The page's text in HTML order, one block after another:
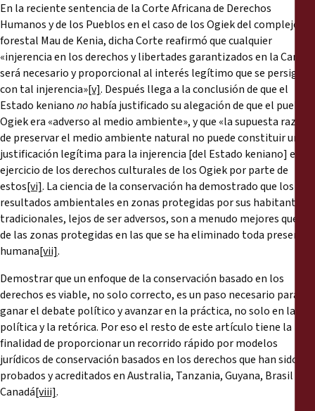
En la reciente sentencia de la Corte Africana de Derechos
Humanos y de los Pueblos en el caso de los Ogiek del complejo
forestal Mau de Kenia, dicha Corte reafirmó que cualquier
«injerencia en los derechos y libertades garantizados en la Carta
será necesario y proporcional al interés legítimo que se persiga
con tal injerencia»[v]. Después llega a la conclusión de que el
Estado kenianonohabía justificado su alegación de que el pueblo
Ogiek era «adverso al medio ambiente», y que «la supuesta razón
de preservar el medio ambiente natural no puede constituir una
justificación legítima para la injerencia [del Estado keniano] en el
ejercicio de los derechos culturales de los Ogiek por parte de
estos[vi]. La ciencia de la conservación ha demostrado que los
resultados ambientales en zonas protegidas por sus habitantes
tradicionales, lejos de ser adversos, son a menudo mejores que los
de las zonas protegidas en las que se ha eliminado toda presencia
humana[vii].
Demostrar que un enfoque de la conservación basado en los
derechos es viable, no solo correcto, es un paso necesario para
ganar el debate político y avanzar en la práctica, no solo en la
política y la retórica. Por eso el resto de este artículo tiene la
finalidad de proporcionar un recorrido rápido por modelos
jurídicos de conservación basados en los derechos que han sido
probados y acreditados en Australia, Tanzania, Guyana, Brasil y
Canadá[viii].